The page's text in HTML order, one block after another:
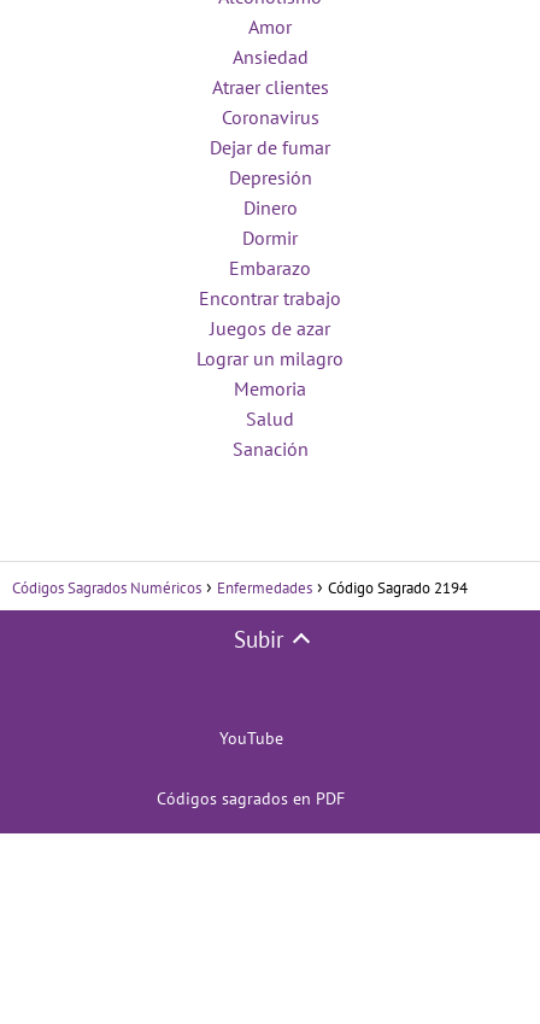
Amor
Ansiedad
Atraer clientes
Coronavirus
Dejar de fumar
Depresión
Dinero
Dormir
Embarazo
Encontrar trabajo
Juegos de azar
Lograr un milagro
Memoria
Salud
Sanación
Códigos Sagrados Numéricos Enfermedades Código Sagrado 2194
Subir
YouTube
Códigos sagrados en PDF